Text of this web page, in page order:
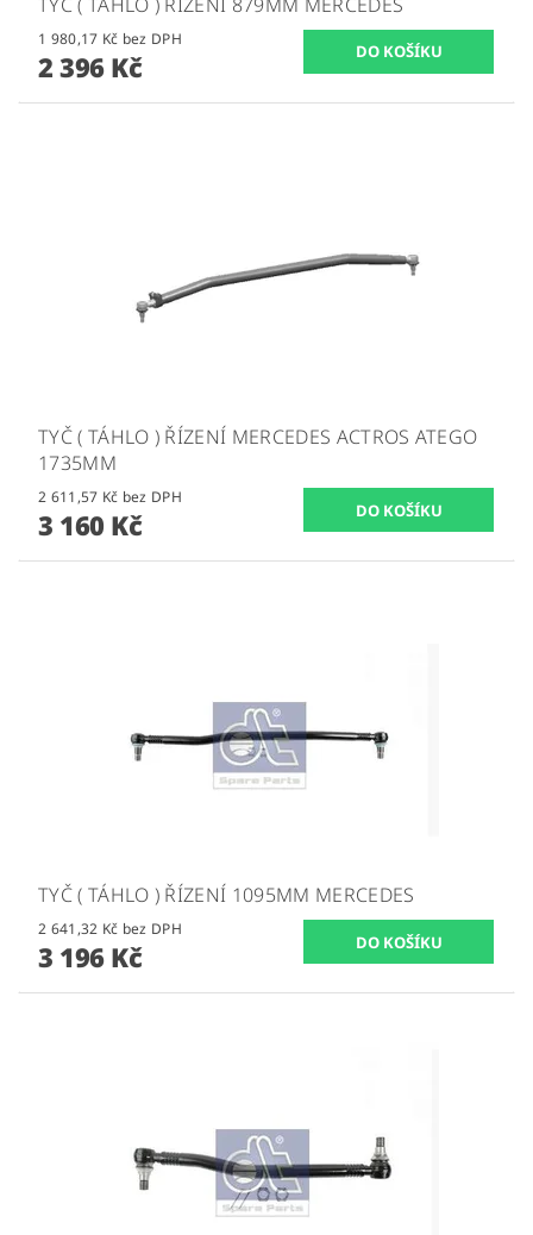
1 980,17 Kč bez DPH
2 396 Kč
TYČ ( TÁHLO ) ŘÍZENÍ MERCEDES ACTROS ATEGO
1735MM
2 611,57 Kč bez DPH
3 160 Kč
TYČ ( TÁHLO ) ŘÍZENÍ 1095MM MERCEDES
2 641,32 Kč bez DPH
3 196 Kč